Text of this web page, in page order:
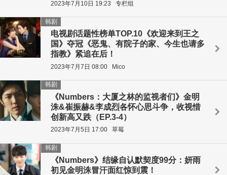
2023年7月10日 19:23 专栏组
电视剧话题性榜单TOP.10《欢迎来到王之
国》夺冠《恶鬼、有院子的家、今生也请多
指教》紧追在后！
韩剧
2023年7月7日 08:00 Mico
《Numbers：大厦之林的监视者们》金明
洙&崔振赫&李成烈各怀心思斗争，收视惜
创新高又跌（EP.3-4）
韩剧
2023年7月5日 17:00 草莓
《Numbers》结缘自认默契度99分：妍雨
初见金明洙冒汗面红惊到震！
韩剧